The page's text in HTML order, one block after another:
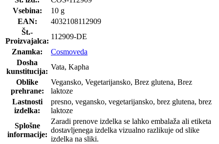
Vsebina:
10 g
EAN:
4032108112909
Št.-
Proizvajalca:
112909-DE
Znamka:
Cosmoveda
Dosha
kunstitucija:
Vata, Kapha
Oblike
prehrane:
Vegansko, Vegetarijansko, Brez glutena, Brez
laktoze
Lastnosti
izdelka:
presno, vegansko, vegetarijansko, brez glutena, brez
laktoze
Splošne
informacije:
Zaradi prenove izdelka se lahko embalaža ali etiketa
dostavljenega izdelka vizualno razlikuje od slike
izdelka na sliki.